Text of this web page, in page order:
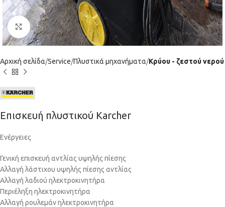
Click to enlarge
Αρχική σελίδα Service Πλυστικά μηχανήματα Κρύου - ζεστού νερού
Επισκευή πλυστικού Karcher
Ενέργειες
Γενική επισκευή αντλίας υψηλής πίεσης
Αλλαγή λάστιχου υψηλής πίεσης αντλίας
Αλλαγή λαδιού ηλεκτροκινητήρα
Περιέληξη ηλεκτροκινητήρα
Αλλαγή ρουλεμάν ηλεκτροκινητήρα